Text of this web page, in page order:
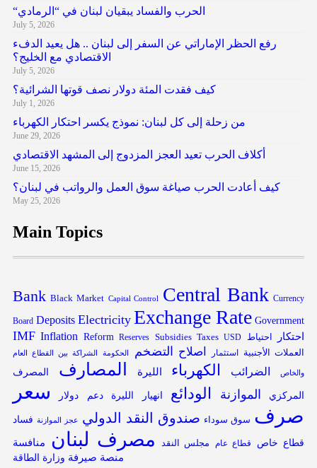
“الحرب والفساد يبقيان لبنان في “الرمادي
July 5, 2026
رفع الحظر الإماراتي عن السفر إلى لبنان .. هل يعيد الدفء
الاقتصادي مع الخليج؟
July 5, 2026
كيف فقدت المئة دولار نصف قوتها الشرائية؟
July 1, 2026
من زحلة إلى كل لبنان: نموذج يكسر احتكار الكهرباء
June 29, 2026
أكلاف الحرب تعيد العجز المزدوج إلى المشهد الاقتصادي
June 15, 2026
كيف أعادت الحرب صياغة سوق العمل والرواتب في لبنان؟
May 25, 2026
Main Topics
Bank Black Market Capital Control Central Bank Currency
Board Deposits Electricity Exchange Rate Government
IMF Inflation Reform Reserves Subsidies Taxes USD احتكار
احتياط
العملات الأجنبية
استثمار اصلاح التضخم الحكومة الشراكة بين القطاع العام
والخاص الضرائب الكهرباء الليرة المصارف المصرف
المركزي الموازنة الودائع انهيار الليرة دعم دولار
سعر
صرف سوق سوداء صندوق النقد الدولي عجز الموازنة فساد
قطاع خاص قطاع عام مجلس النقد مصرف لبنان
منافسة
منصة صيرفة وزارة الطاقة